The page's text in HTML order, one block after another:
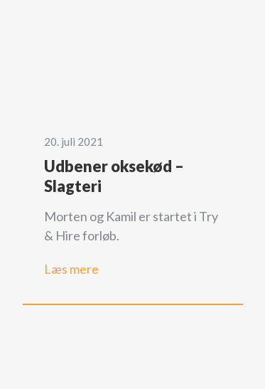
20. juli 2021
Udbener oksekød –
Slagteri
Morten og Kamil er startet i Try
& Hire forløb.
Læs mere